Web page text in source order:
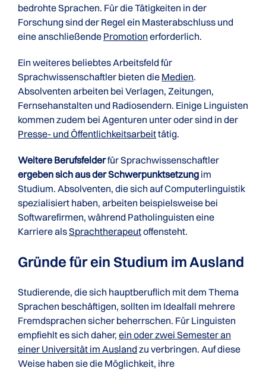
bedrohte Sprachen. Für die Tätigkeiten in der
Forschung sind der Regel ein Masterabschluss und
eine anschließende Promotion erforderlich.
Ein weiteres beliebtes Arbeitsfeld für
Sprachwissenschaftler bieten die Medien.
Absolventen arbeiten bei Verlagen, Zeitungen,
Fernsehanstalten und Radiosendern. Einige Linguisten
kommen zudem bei Agenturen unter oder sind in der
Presse- und Öffentlichkeitsarbeittätig.
Weitere Berufsfelderfür Sprachwissenschaftler
ergeben sich aus der Schwerpunktsetzung im
Studium. Absolventen, die sich auf Computerlinguistik
spezialisiert haben, arbeiten beispielsweise bei
Softwarefirmen, während Patholinguisten eine
Karriere alsSprachtherapeutoffensteht.
Gründe für ein Studium im Ausland
Studierende, die sich hauptberuflich mit dem Thema
Sprachen beschäftigen, sollten im Idealfall mehrere
Fremdsprachen sicher beherrschen. Für Linguisten
empfiehlt es sich daher, ein oder zwei Semester an
einer Universität im Ausland zu verbringen. Auf diese
Weise haben sie die Möglichkeit, ihre